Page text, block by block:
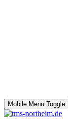
Mobile Menu Toggle